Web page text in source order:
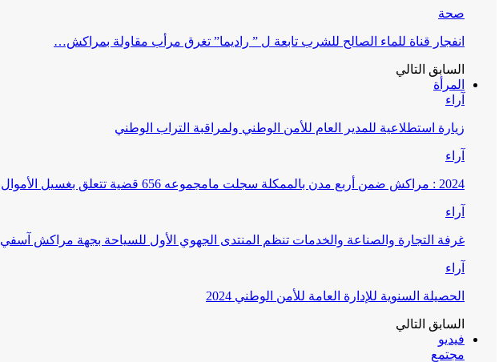
صحة
انفجار قناة للماء الصالح للشرب تابعة ل ” راديما” تغرق مرأب مقاولة بمراكش…
السابق التالي
المرأة
آراء
زيارة استطلاعية للمدير العام للأمن الوطني ولمراقبة التراب الوطني
آراء
2024 : مراكش ضمن أربع مدن بالممكلة سجلت مامجموعه 656 قضية تتعلق بغسيل الأموال
آراء
غرفة التجارة والصناعة والخدمات تنظم المنتدى الجهوي الأول للسياحة بجهة مراكش آسفي
آراء
الحصيلة السنوية للإدارة العامة للأمن الوطني 2024
السابق التالي
فيديو
مجتمع